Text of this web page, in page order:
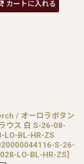
カートに入れる
/ オーロラボタン
ウス 白 S-26-08-
LO-BL-HR-ZS
S-26-
LO-BL-HR-ZS]